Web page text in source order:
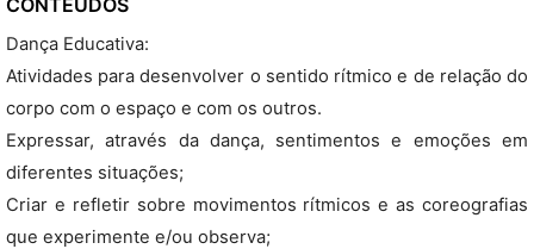
CONTEÚDOS
Dança Educativa:
Atividades para desenvolver o sentido rítmico e de relação do
corpo com o espaço e com os outros.
Expressar, através da dança, sentimentos e emoções em
diferentes situações;
Criar e refletir sobre movimentos rítmicos e as coreografias
que experimente e/ou observa;